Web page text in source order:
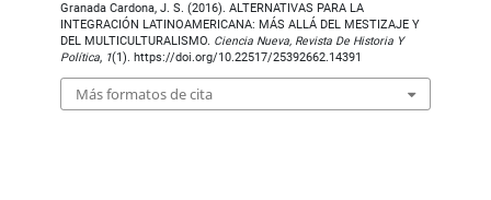
Granada Cardona, J. S. (2016). ALTERNATIVAS PARA LA
INTEGRACIÓN LATINOAMERICANA: MÁS ALLÁ DEL MESTIZAJE Y
DEL MULTICULTURALISMO. Ciencia Nueva, Revista De Historia Y
Política, 1(1). https://doi.org/10.22517/25392662.14391
Más formatos de cita